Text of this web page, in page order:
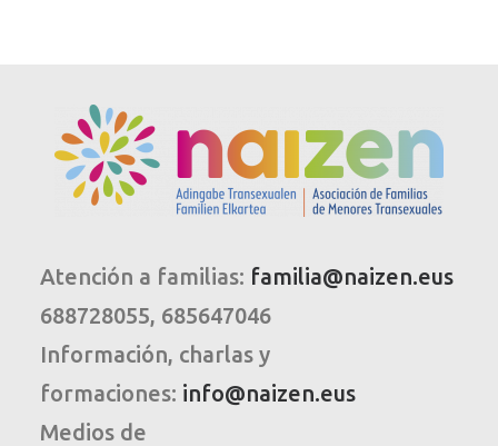
Atención a familias: familia@naizen.eus
688728055, 685647046
Información, charlas y
formaciones: info@naizen.eus
Medios de